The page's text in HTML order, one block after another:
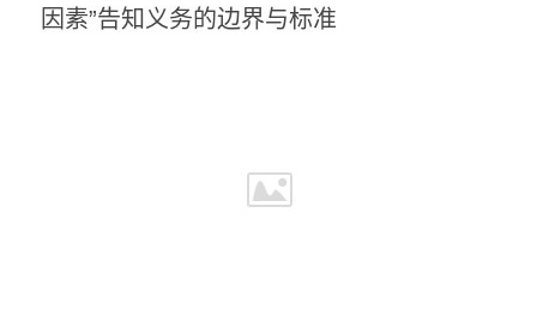
因素”告知义务的边界与标准